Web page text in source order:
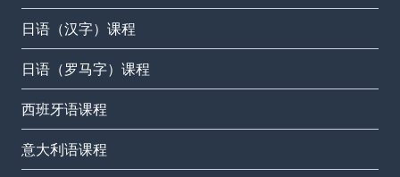
日语（汉字）课程
日语（罗马字）课程
西班牙语课程
意大利语课程